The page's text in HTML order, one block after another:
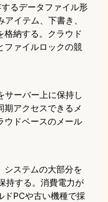
るデータファイル形
イテム、下書き、
格納する。クラウド
ファイルロックの競
サーバー上に保持し
期アクセスできるメ
ウドベースのメール
システムの大部分を
持する。消費電力が
ドPCや古い機種で採